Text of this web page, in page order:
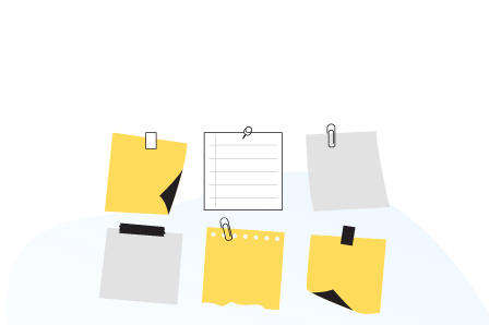
儘管兒時音樂對某些人的成長有著負面的影響，但到了青春
期我們還是會追捧一堆堆的偶像，海報、綜藝節目、劇集、
電影也沒有放過。但回想當時，我們追捧的是他們討好的樣
子還是洋溢的才藝呢？ 網上曾